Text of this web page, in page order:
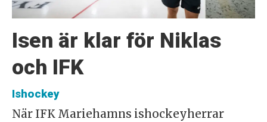
Isen är klar för Niklas
och IFK
Ishockey
När IFK Mariehamns ishockeyherrar